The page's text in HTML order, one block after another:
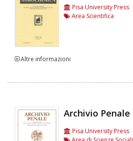
Pisa University Press
Area Scientifica
Altre informazioni
Archivio Penale
Pisa University Press